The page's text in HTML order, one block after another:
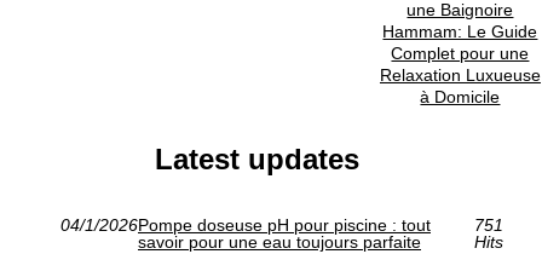
une Baignoire
Hammam: Le Guide
Complet pour une
Relaxation Luxueuse
à Domicile
Latest updates
04/1/2026Pompe doseuse pH pour piscine : tout
savoir pour une eau toujours parfaite
751
Hits